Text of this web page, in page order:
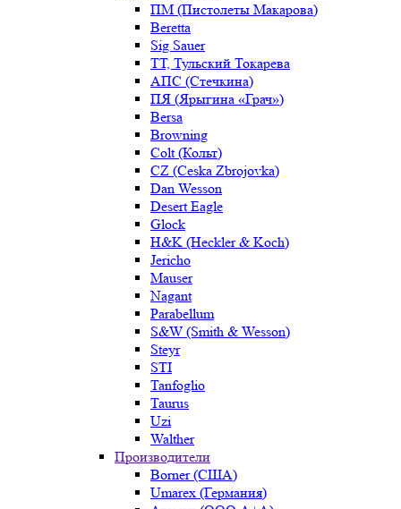
ПМ (Пистолеты Макарова)
Beretta
Sig Sauer
ТТ, Тульский Токарева
АПС (Стечкина)
ПЯ (Ярыгина «Грач»)
Bersa
Browning
Colt (Кольт)
CZ (Ceska Zbrojovka)
Dan Wesson
Desert Eagle
Glock
H&K (Heckler & Koch)
Jericho
Mauser
Nagant
Parabellum
S&W (Smith & Wesson)
Steyr
STI
Tanfoglio
Taurus
Uzi
Walther
Производители
Borner (США)
Umarex (Германия)